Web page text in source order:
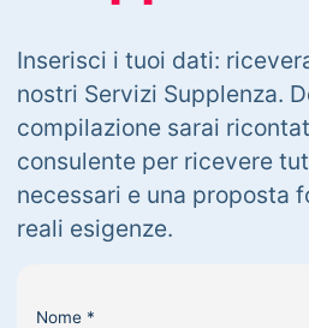
Inserisci i tuoi dati:
nostri Servizi Supplenza.
compilazione sarai
consulente per ricevere
necessari e una proposta
reali esigenze.
Nome *